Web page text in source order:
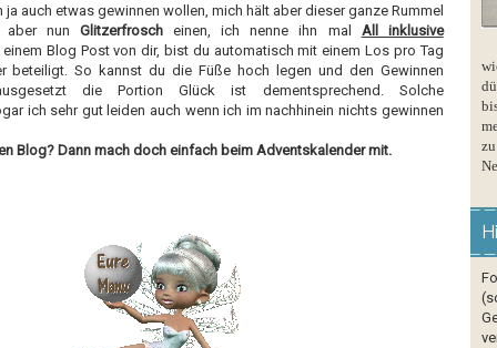
auch etwas gewinnen wollen, mich hält aber dieser ganze Rummel
aber nunGlitzerfroscheinen, ich nenne ihn mal All inklusive
einem Blog Post von dir, bist du automatisch mit einem Los pro Tag
beteiligt. So kannst du die Füße hoch legen und den Gewinnen
die Portion Glück ist dementsprechend. Solche
ich sehr gut leiden auch wenn ich im nachhinein nichts gewinnen
Blog? Dann mach doch einfach beimAdventskalendermit.